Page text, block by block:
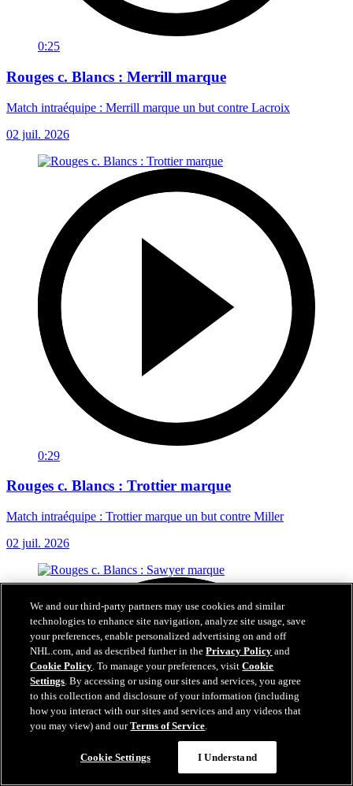
0:25
Rouges c. Blancs : Merrill marque
Match intraéquipe : Merrill marque un but contre Lacroix
02 juil. 2026
0:29
Rouges c. Blancs : Trottier marque
Match intraéquipe : Trottier marque un but contre Miller
02 juil. 2026
We and our third-party partners may use cookies and similar
technologies to enhance site navigation, analyze site usage, save
your preferences, enable personalized advertising on and off
NHL.com, and as described further in thePrivacy Policy and
Cookie Policy. To manage your preferences, visitCookie
Settings. By accessing or using our sites and services, you agree
to this collection and disclosure of your information (including
how you interact with our sites and services and any videos that
you may view) and ourTerms of Service.
Cookie Settings I Understand